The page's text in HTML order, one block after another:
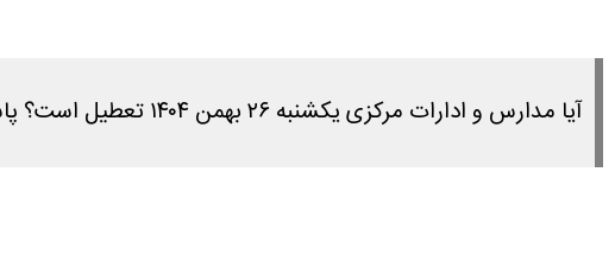
آیا مدارس و ادارات مرکزی یکشنبه ۲۶ بهمن ۱۴۰۴ تعطیل است؟ پاسخ این سوال را در ادامه مطلب مشاهده می کنید.